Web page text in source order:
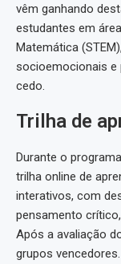
vêm ganhando
estudantes em
Matemática
socioemocionais e
cedo.
Trilha de
Durante o
trilha online de
interativos, com
pensamento
Após a avaliação
grupos